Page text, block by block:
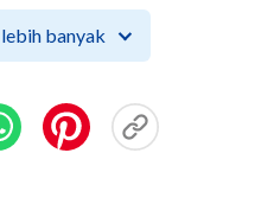
kembali.
Zaman yang Bisa Memberi
Diri dalam Rupa Manusia"
banyak